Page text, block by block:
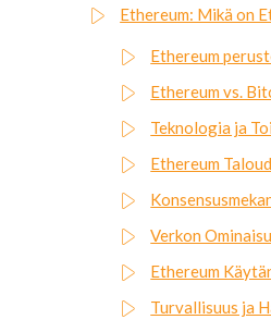
Ethereum: Mikä on
Ethereum
Ethereum vs.
Teknologia ja
Ethereum
Verkon
Ethereum
Turvallisuus ja